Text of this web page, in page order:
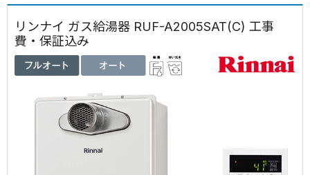
リンナイ ガス給湯器 RUF-A2005SAT(C) 工事
費・保証込み